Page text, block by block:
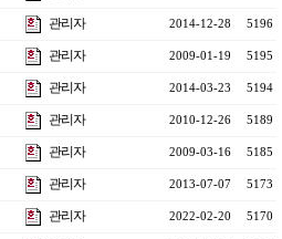
관리자 2014-12-28 5196
관리자 2009-01-19 5195
관리자 2014-03-23 5194
관리자 2010-12-26 5189
관리자 2009-03-16 5185
관리자 2013-07-07 5173
관리자 2022-02-20 5170